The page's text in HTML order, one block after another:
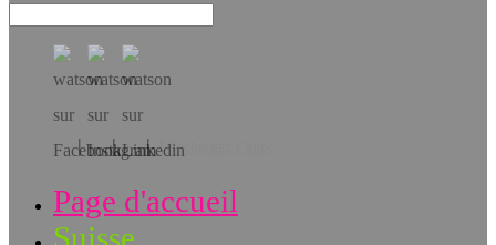
Téléchargez l’app!
Page d'accueil
Suisse